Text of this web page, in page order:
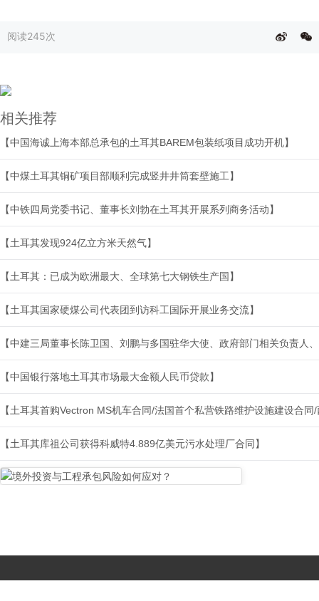
阅读245次
相关推荐
【中国海诚上海本部总承包的土耳其BAREM包装纸项目成功开机】
【中煤土耳其铜矿项目部顺利完成竖井井筒套壁施工】
【中铁四局党委书记、董事长刘勃在土耳其开展系列商务活动】
【土耳其发现924亿立方米天然气】
【土耳其：已成为欧洲最大、全球第七大钢铁生产国】
【土耳其国家硬煤公司代表团到访科工国际开展业务交流】
【中建三局董事长陈卫国、刘鹏与多国驻华大使、政府部门相关负责人
【中国银行落地土耳其市场最大金额人民币贷款】
【土耳其首购Vectron MS机车合同/法国首个私营铁路维护设施建设合
【土耳其库祖公司获得科威特4.889亿美元污水处理厂合同】